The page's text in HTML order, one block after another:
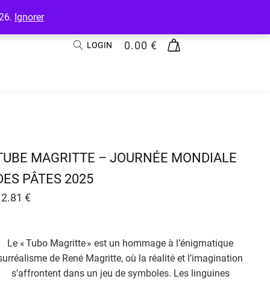
Ignorer
LOGIN 0.00 €
MAGRITTE – JOURNÉE MONDIALE
PÂTES 2025
€
Le « Tubo Magritte » est un hommage à l’énigmatique
de René Magritte, où la réalité et l’imagination
s’affrontent dans un jeu de symboles. Les linguines